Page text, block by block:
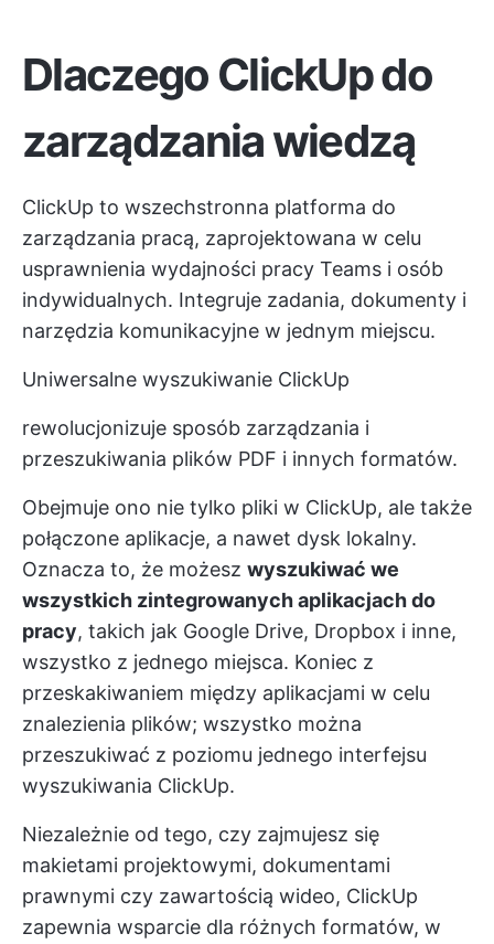
Dlaczego ClickUp do
zarządzania wiedzą
ClickUp to wszechstronna platforma do
zarządzania pracą, zaprojektowana w celu
usprawnienia wydajności pracy Teams i osób
indywidualnych. Integruje zadania, dokumenty i
narzędzia komunikacyjne w jednym miejscu.
Uniwersalne wyszukiwanie ClickUp
rewolucjonizuje sposób zarządzania i
przeszukiwania plików PDF i innych formatów.
Obejmuje ono nie tylko pliki w ClickUp, ale także
połączone aplikacje, a nawet dysk lokalny.
Oznacza to, że możesz wyszukiwać we
wszystkich zintegrowanych aplikacjach do
pracy, takich jak Google Drive, Dropbox i inne,
wszystko z jednego miejsca. Koniec z
przeskakiwaniem między aplikacjami w celu
znalezienia plików; wszystko można
przeszukiwać z poziomu jednego interfejsu
wyszukiwania ClickUp.
Niezależnie od tego, czy zajmujesz się
makietami projektowymi, dokumentami
prawnymi czy zawartością wideo, ClickUp
zapewnia wsparcie dla różnych formatów, w